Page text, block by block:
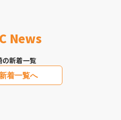
News
の新着一覧
新着一覧へ